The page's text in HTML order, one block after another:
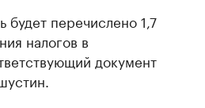
будет перечислено 1,7
налогов в
документ